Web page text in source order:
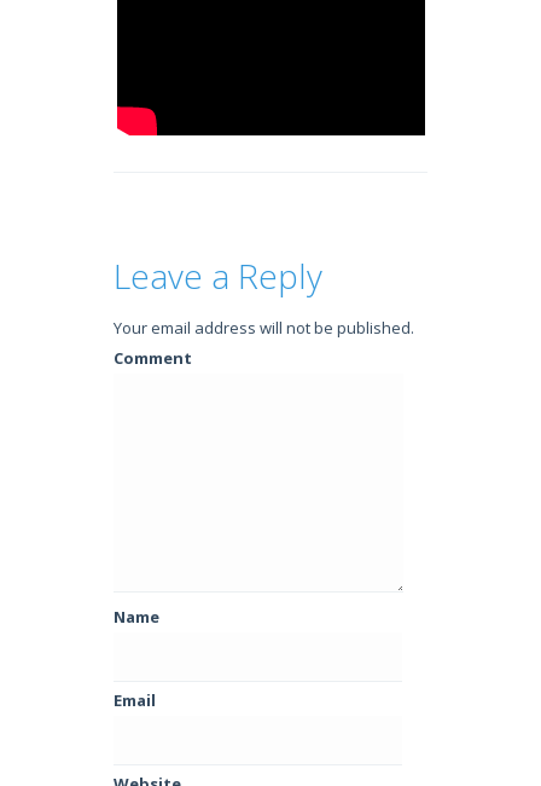
Leave a Reply
Your email address will not be published.
Comment
Name
Email